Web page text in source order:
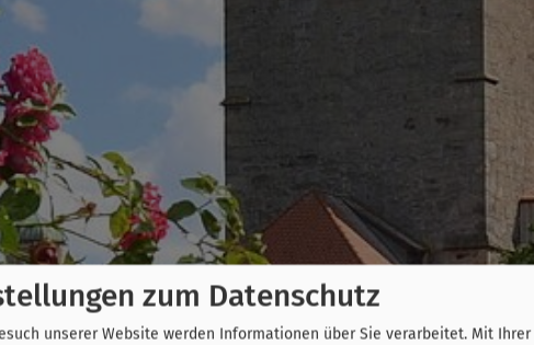
zum Datenschutz
unserer Website werden Informationen über Sie verarbeitet. Mit Ihrer